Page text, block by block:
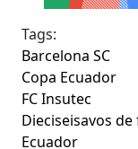
Tags:
Barcelona SC
Copa Ecuador
FC Insutec
Dieciseisavos de
Ecuador